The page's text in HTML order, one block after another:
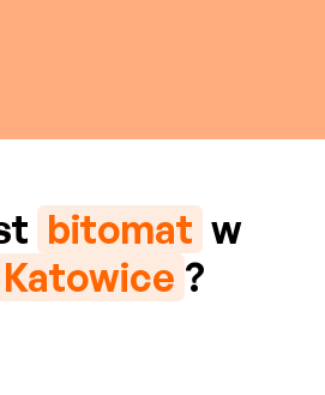
bitomat w
Katowice ?